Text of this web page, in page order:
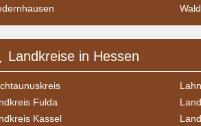
Landkreise in Hessen
Fulda
Kassel